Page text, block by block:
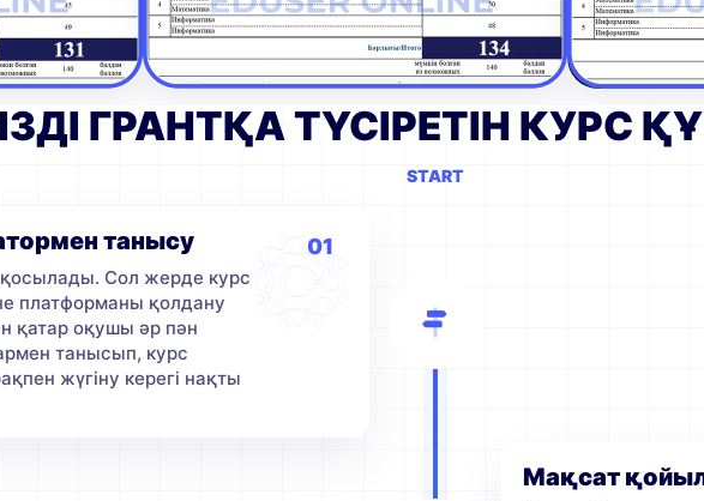
ГРАНТҚА ТҮСІРЕТІН КУРС
START
01
танысу
Сол жерде курс
платформаны қолдану
қатар оқушы әр пән
танысып, курс
жүгіну керегі нақты
Мақсат